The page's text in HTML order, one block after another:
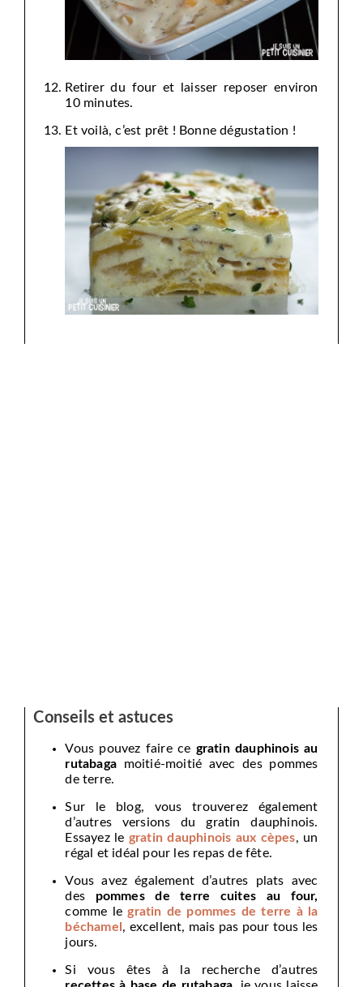
Retirer du four et laisser reposer environ
10 minutes.
Et voilà, c’est prêt ! Bonne dégustation !
Conseils et astuces
Vous pouvez faire ce gratin dauphinois au
rutabaga moitié-moitié avec des pommes
de terre.
Sur le blog, vous trouverez également
d’autres versions du gratin dauphinois.
Essayez le gratin dauphinois aux cèpes, un
régal et idéal pour les repas de fête.
Vous avez également d’autres plats avec
des pommes de terre cuites au four,
comme legratin de pommes de terre à la
béchamel , excellent, mais pas pour tous les
jours.
Si vous êtes à la recherche d’autres